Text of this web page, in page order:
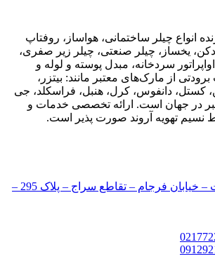
انواع چیلر ساختمانی، هواساز، روفتاپ
یخساز، چیلر صنعتی، چیلر زیر صفری،
سردخانه، مبدل پوسته و لوله و
از مارک‌های معتبر مانند: بیتزر،
کستل، دانفوس، کرل، هنبل، فراسکلد، جی
در جهان است. ارائه تخصصی خدمات و
تهویه آروند صورت پذیر است.
تهران – میدان رسالت – خیابان فرجام – تقاطع سراج – پلاک 295 –